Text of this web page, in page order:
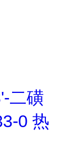
二磺
0 热